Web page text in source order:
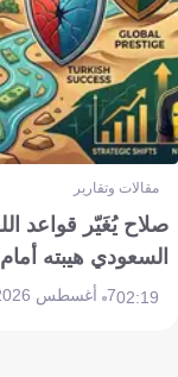
مقالات وتقارير
صلاح يُغَيّر قواعد
السعودي هيبته
02:197 أغسطس 2026